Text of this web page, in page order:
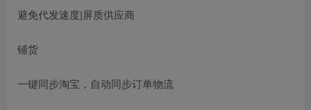
避免代发速度|屏质供应商
铺货
一键同步淘宝，自动同步订单物流